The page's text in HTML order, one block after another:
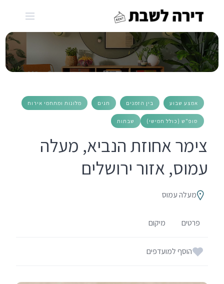
אמצע שבוע בין הזמנים חגים מלונות ומתחמי אירוח
סופ"ש (כולל חמישי) שבתות
צימר אחוזת הנביא, מעלה
עמוס, אזור ירושלים
מעלה עמוס
פרטים מיקום
הוסף למועדפים